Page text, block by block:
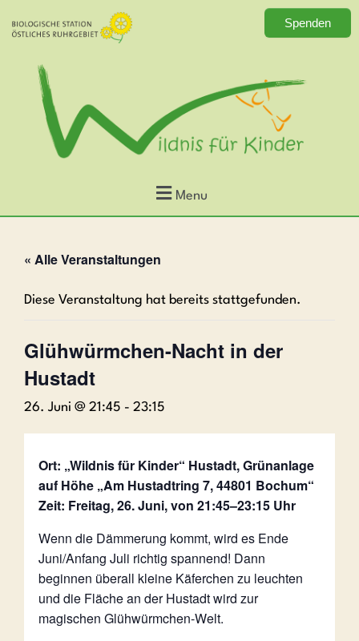
Inhalt
Menu
« Alle Veranstaltungen
Diese Veranstaltung hat bereits stattgefunden.
Glühwürmchen-Nacht in der
Hustadt
26. Juni @ 21:45 - 23:15
Ort: „Wildnis für Kinder“ Hustadt, Grünanlage
auf Höhe „Am Hustadtring 7, 44801 Bochum“
Zeit: Freitag, 26. Juni, von 21:45–23:15 Uhr
Wenn die Dämmerung kommt, wird es Ende
Juni/Anfang Juli richtig spannend! Dann
beginnen überall kleine Käferchen zu leuchten
und die Fläche an der Hustadt wird zur
magischen Glühwürmchen-Welt.
Spenden